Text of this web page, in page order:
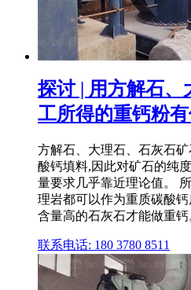
探讨 | 用方解石、
工所得的重钙粉
方解石、大理石、石灰石
酸钙填料,因此对矿石的纯
量要求几乎靠近理论值。
理岩都可以作为重质碳酸
含量高的石灰石才能做重钙
联系电话: 180 3780 8511